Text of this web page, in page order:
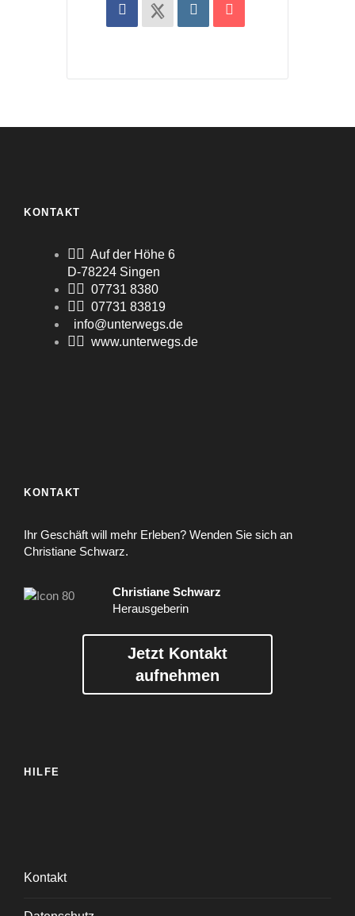
KONTAKT
Auf der Höhe 6
D-78224 Singen
07731 8380
07731 83819
info@unterwegs.de
www.unterwegs.de
KONTAKT
Ihr Geschäft will mehr Erleben? Wenden Sie sich an
Christiane Schwarz.
Christiane Schwarz
Herausgeberin
Jetzt Kontakt
aufnehmen
HILFE
Kontakt